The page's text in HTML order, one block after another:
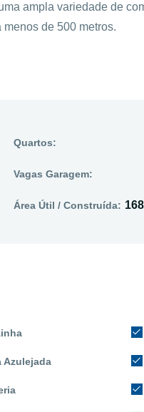
ampla variedade de
de 500 metros.
Quartos:
Vagas Garagem:
Área Útil / Construída:
Azulejada